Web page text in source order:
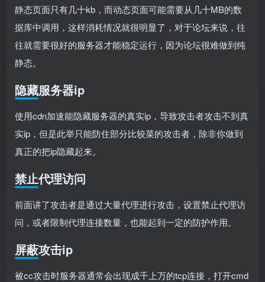
静态页面只有几十kb，而动态页面可能需要从几十MB的数
据库中调用，这样消耗情况就很明显了，对于论坛来说，往
往就需要很好的服务器才能稳定运行，因为论坛很难做到纯
静态。
隐藏服务器ip
使用cdn加速能隐藏服务器的真实ip，导致攻击者攻击不到真
实ip，但是此举只能防住部分比较菜的攻击者，除非你做到
真正的把ip隐藏起来。
禁止代理访问
前面讲了攻击者是通过大量代理进行攻击，设置禁止代理访
问，或者限制代理连接数量，也能起到一定的防护作用。
屏蔽攻击ip
被cc攻击时服务器通常会出现成千上万的tcp连接，打开cmd